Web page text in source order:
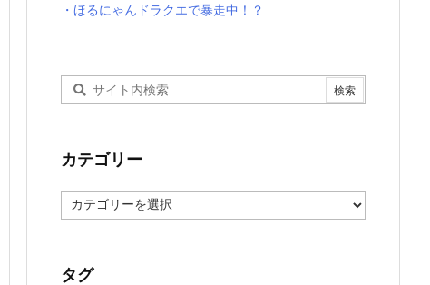
・ほるにゃんドラクエで暴走中！？
カテゴリー
テ
ー
タグ